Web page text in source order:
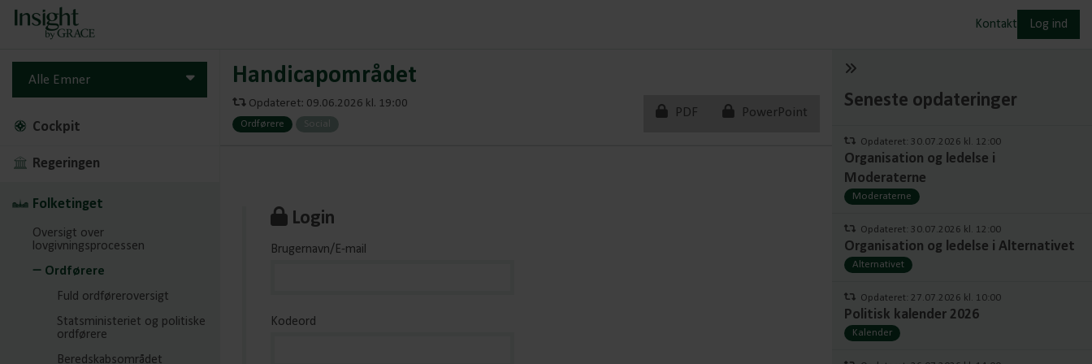
Kontakt Log ind
Alle Emner
Cockpit
Regeringen
Folketinget
Oversigt over
lovgivningsprocessen
Ordførere
Fuld ordføreroversigt
Statsministeriet og politiske
ordførere
Beredskabsområdet
Handicapområdet
Opdateret: 09.06.2026 kl. 19:00
Ordførere Social
PDF PowerPoint
Login
Brugernavn/E-mail
Kodeord
Seneste opdateringer
Opdateret: 30.07.2026 kl. 12:00
Organisation og ledelse i
Moderaterne
Moderaterne
Opdateret: 30.07.2026 kl. 12:00
Organisation og ledelse i Alternativet
Alternativet
Opdateret: 27.07.2026 kl. 10:00
Politisk kalender 2026
Kalender